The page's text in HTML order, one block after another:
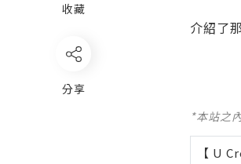
收藏
分享
介紹了
*本站之
【 U